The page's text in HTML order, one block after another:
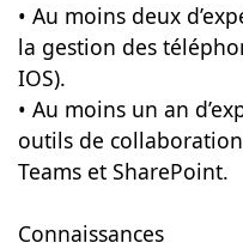
• Au moins deux
la gestion des
IOS).
• Au moins un an
outils de
Teams et SharePoint.
Connaissances